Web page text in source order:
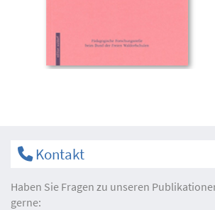
Kontakt
Haben Sie Fragen zu unseren
gerne: